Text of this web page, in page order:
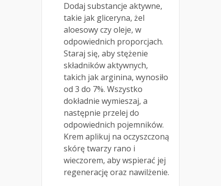
Dodaj substancje aktywne,
takie jak gliceryna, żel
aloesowy czy oleje, w
odpowiednich proporcjach.
Staraj się, aby stężenie
składników aktywnych,
takich jak arginina, wynosiło
od 3 do 7%. Wszystko
dokładnie wymieszaj, a
następnie przelej do
odpowiednich pojemników.
Krem aplikuj na oczyszczoną
skórę twarzy rano i
wieczorem, aby wspierać jej
regenerację oraz nawilżenie.